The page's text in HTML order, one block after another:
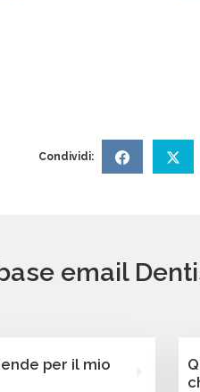
Condividi:
email
per il mio